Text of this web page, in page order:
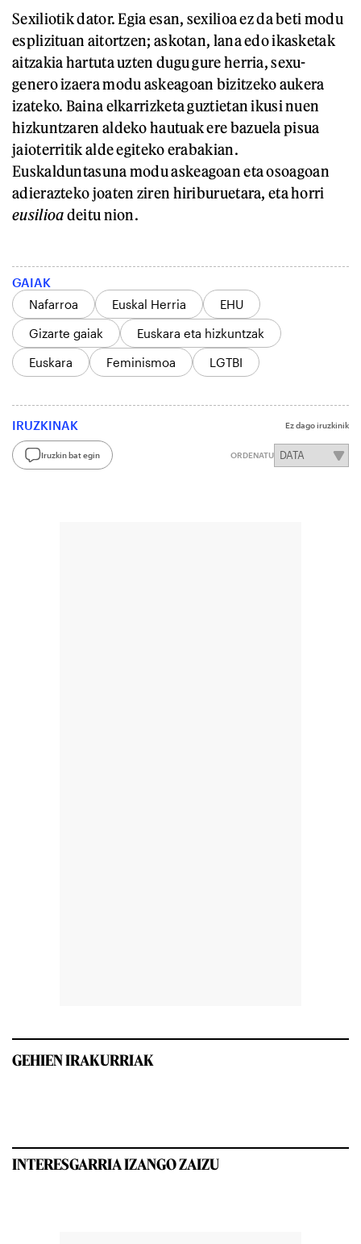
Sexiliotik dator. Egia esan, sexilioa ez da beti modu
esplizituan aitortzen; askotan, lana edo ikasketak
aitzakia hartuta uzten dugu gure herria, sexu-
genero izaera modu askeagoan bizitzeko aukera
izateko. Baina elkarrizketa guztietan ikusi nuen
hizkuntzaren aldeko hautuak ere bazuela pisua
jaioterritik alde egiteko erabakian.
Euskalduntasuna modu askeagoan eta osoagoan
adierazteko joaten ziren hiriburuetara, eta horri
eusilioadeitu nion.
GAIAK
Nafarroa
Euskal Herria
EHU
Gizarte gaiak
Euskara eta hizkuntzak
Euskara
Feminismoa LGTBI
IRUZKINAK Ez dago iruzkinik
Iruzkin bat egin ORDENATU
GEHIEN IRAKURRIAK
INTERESGARRIA IZANGO ZAIZU